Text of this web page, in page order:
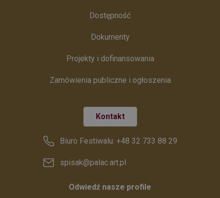
Dostępność
Dokumenty
Projekty i dofinansowania
Zamówienia publiczne i ogłoszenia
Kontakt
Biuro Festiwalu: +48 32 733 88 29
spisak@palac.art.pl
Odwiedź nasze profile